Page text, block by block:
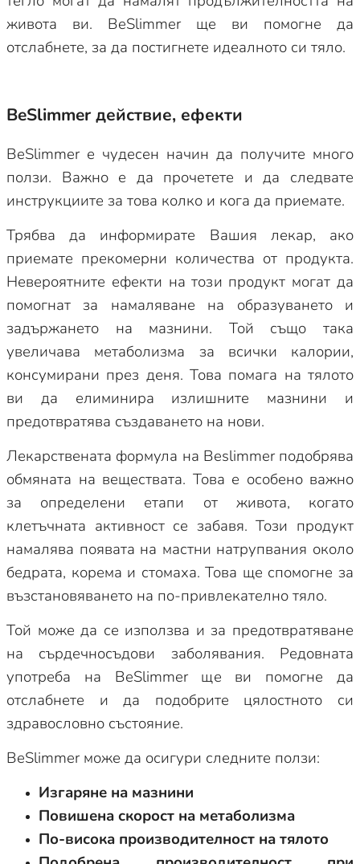
живота ви. BeSlimmer ще ви помогне да
отслабнете, за да постигнете идеалното си тяло.
BeSlimmer действие, ефекти
BeSlimmer е чудесен начин да получите много
ползи. Важно е да прочетете и да следвате
инструкциите за това колко и кога да приемате.
Трябва да информирате Вашия лекар, ако
приемате прекомерни количества от продукта.
Невероятните ефекти на този продукт могат да
помогнат за намаляване на образуването и
задържането на мазнини. Той също така
увеличава метаболизма за всички калории,
консумирани през деня. Това помага на тялото
ви да елиминира излишните мазнини и
предотвратява създаването на нови.
Лекарствената формула на Beslimmer подобрява
обмяната на веществата. Това е особено важно
за определени етапи от живота, когато
клетъчната активност се забавя. Този продукт
намалява появата на мастни натрупвания около
бедрата, корема и стомаха. Това ще спомогне за
възстановяването на по-привлекателно тяло.
Той може да се използва и за предотвратяване
на сърдечносъдови заболявания. Редовната
употреба на BeSlimmer ще ви помогне да
отслабнете и да подобрите цялостното си
здравословно състояние.
BeSlimmer може да осигури следните ползи:
Изгаряне на мазнини
Повишена скорост на метаболизма
По-висока производителност на тялото